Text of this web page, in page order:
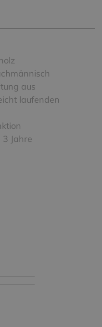
aus
laufenden
3 Jahre